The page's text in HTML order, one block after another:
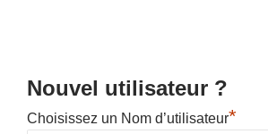
Nouvel utilisateur ?
Choisissez un Nom d’utilisateur*